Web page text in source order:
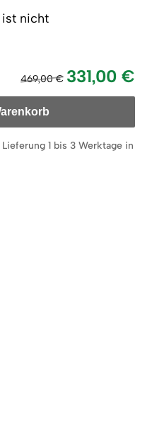
nicht
469,00 € 331,00 €
Lieferung 1 bis 3 Werktage in